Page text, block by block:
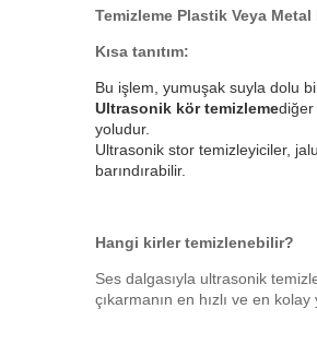
Temizleme Plastik Veya
Kısa tanıtım:
Bu işlem, yumuşak suyla dolu
Ultrasonik kör temizlemediğer
yoludur.
Ultrasonik stor temizleyiciler,
barındırabilir.
Hangi kirler temizlenebilir?
Ses dalgasıyla ultrasonik
çıkarmanın en hızlı ve en